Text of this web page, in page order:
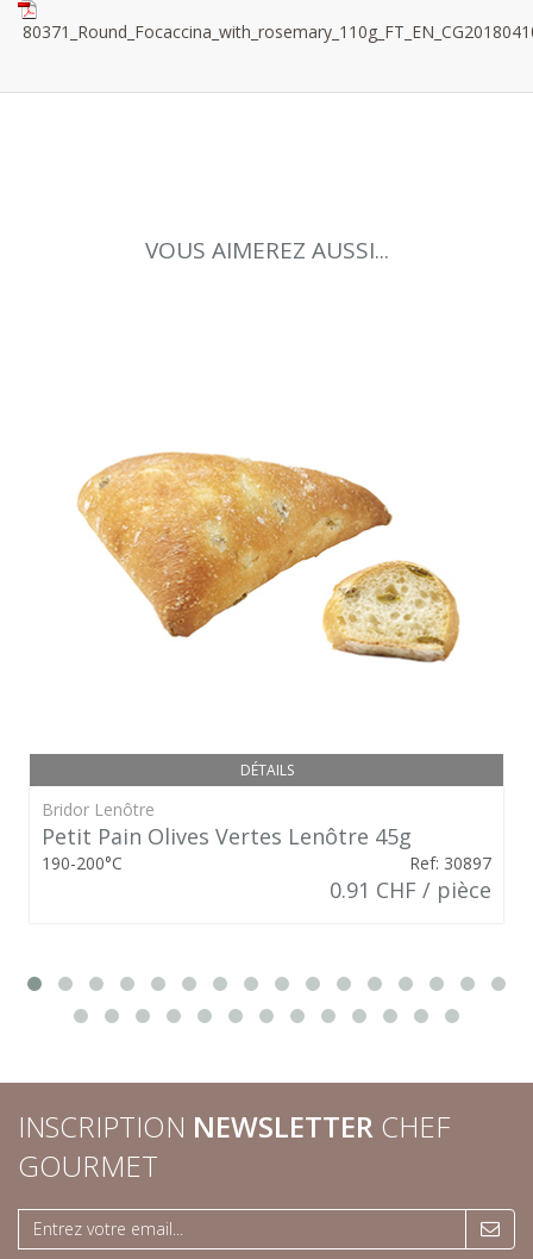
VOUS AIMEREZ AUSSI...
DÉTAILS
Bridor Lenôtre
Petit Pain Olives Vertes Lenôtre 45g
190-200°C Ref: 30897
0.91 CHF / pièce
INSCRIPTION NEWSLETTER CHEF
GOURMET